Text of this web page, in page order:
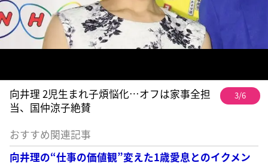
向井理 2児生まれ子煩悩化…オフは家事全担
当、国仲涼子絶賛
3/6
おすすめ関連記事
向井理の“仕事の価値観”変えた1歳愛息とのイクメン